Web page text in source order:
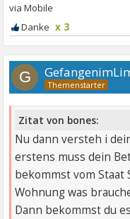
x 3
G
Zitat von bones:
Nu dann versteh i
erstens muss dein
bekommst vom Staat
Wohnung was
Dann bekommst du